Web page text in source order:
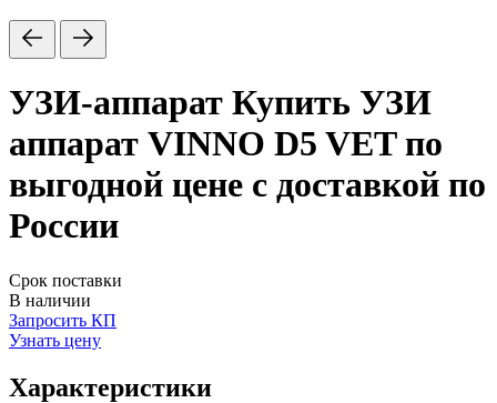
УЗИ-аппарат Купить УЗИ
аппарат VINNO D5 VET по
выгодной цене с доставкой по
России
Срок поставки
В наличии
Запросить КП
Узнать цену
Характеристики